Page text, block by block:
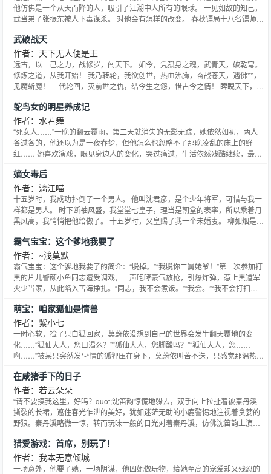
他仿佛是一个从天而降的人，吸引了江湖中人所有的眼球。 一见如故的知己，
武当弟子张振东被人下毒谋杀。 对他会有怎样的改变。 春秋镖局十八名镖师被
影的大网。 平静的江湖变的风起云涌，龙争虎斗。 人在江湖，断肠人在天涯。
而天涯又在何处。
武破战天
作者：天下无人便是王
远古，以一己之力，战修罗，闯天下。 如今，凭孤身之魂，武青天，破乾穹。
修炼之道，从我开始！ 我乃转轮，我欲创世，热血沸腾，奋战苍天，遇佛**，
见魔斩魔！ 一代轮回，灭前世之仇，结今生之怨，惜古今之情！ 睥睨天下，谁
接.17k.com/book/1267975.htm1，谢谢各位前来砸花！
鸵鸟女的明星养成记
作者：水若舞
“死女人……”一晚的翻云覆雨，第二天就消失的无影无踪，她依然如初，两人
各过各的，他还以为是一夜春梦，但他怎么也忽略不了那晚凌乱的床上的鲜
红…… 她喜欢演戏，眼见身边人的变化，哭过痛过，生活依然残酷继续，最后
“我用生命爱着这个职业，换...
嫡女毒后
作者：漓江喵
十五岁时，我成功扑倒了一个男人。 他叫沈君彦，是个少年将军，可惜与我一
样都是男人。 时下断袖风盛，我堂堂七皇子，理当是朝堂的表率，所以乘着月
黑风高，我悄悄把他给做了。 十五岁时，父皇赐了我一个未婚妻。 柳如烟是相
这样的美人恩实在难以消受。 ***** 我有着皇子的命运，却是个正真的公主。
十五年的女扮男装，不知道是不是遭了报应，我
霸气宝宝：这个爹地我要了
作者：~浅莫默
霸气宝宝：这个爹地我要了的简介：“脱掉。”“我脱你二舅姥爷！”第一次参加打
黑的片儿警颜小鱼同志遭受调戏，一声咆哮豪气放枪，引爆炸弹，惹上黑道军
火少当家，从此陷入苦海挣扎。“同志，我不会煮饭。”“我会。”“我不会打扫。”
要！？”少当家莞尔：“颜小姐，这个，要试了才知……”接着，在各种‘特色治疗
方法’培育下，颜小鱼终于失人又失心
萌宝：咱家狐仙是情兽
作者：紫小七
一时心软，捡了只白狐回家，莫蔚依没想到自己的世界会发生翻天覆地的变
化……“狐仙大人，您口渴么？”“狐仙大人，您脚酸吗？”“狐仙大人，您……
啊……”被某只突然发*-*情的狐狸压在身下，莫蔚依叫苦不迭，只感觉那温热馨
马上给你去找……”狐仙大人不乐意了，伸出红杏的舌尖在她脖子上轻轻一舔，
他咬着她的耳垂，“可是依依的肉，看起来好像更美
在咸猪手下的日子
作者：若云朵朵
“请不要摸我这里，好吗？quot;沈笛韵惊慌地躲去，双手向上拉扯着被秦丹溪
撕裂的长裙，遮住春光乍泄的美好，犹如迷茫无助的小鹿警惕地注视着贪婪的
野狼。秦丹溪略微一惊，转而玩味一般的目光对着秦丹溪，仿佛沈笛韵上演的
丹溪这样的男子。可是上天作证，自己万万不是他想象的那样啊！她越是逃
避，越是激发起了他的兴趣，仿佛一只狮子饶有趣味的看着一只
猎爱游戏：首席，别玩了！
作者：我本无意倾城
一场意外，他要了她，一场阴谋，他囚她做玩物，给她至高的宠爱却又残忍的